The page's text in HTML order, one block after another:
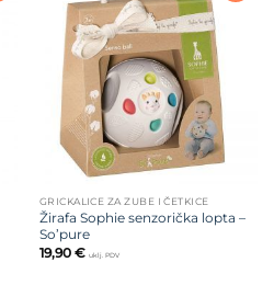
Dodajte
na listu
želja
GRICKALICE ZA ZUBE I ČETKICE
Žirafa Sophie senzorička lopta –
So’pure
19,90 € uklj. PDV